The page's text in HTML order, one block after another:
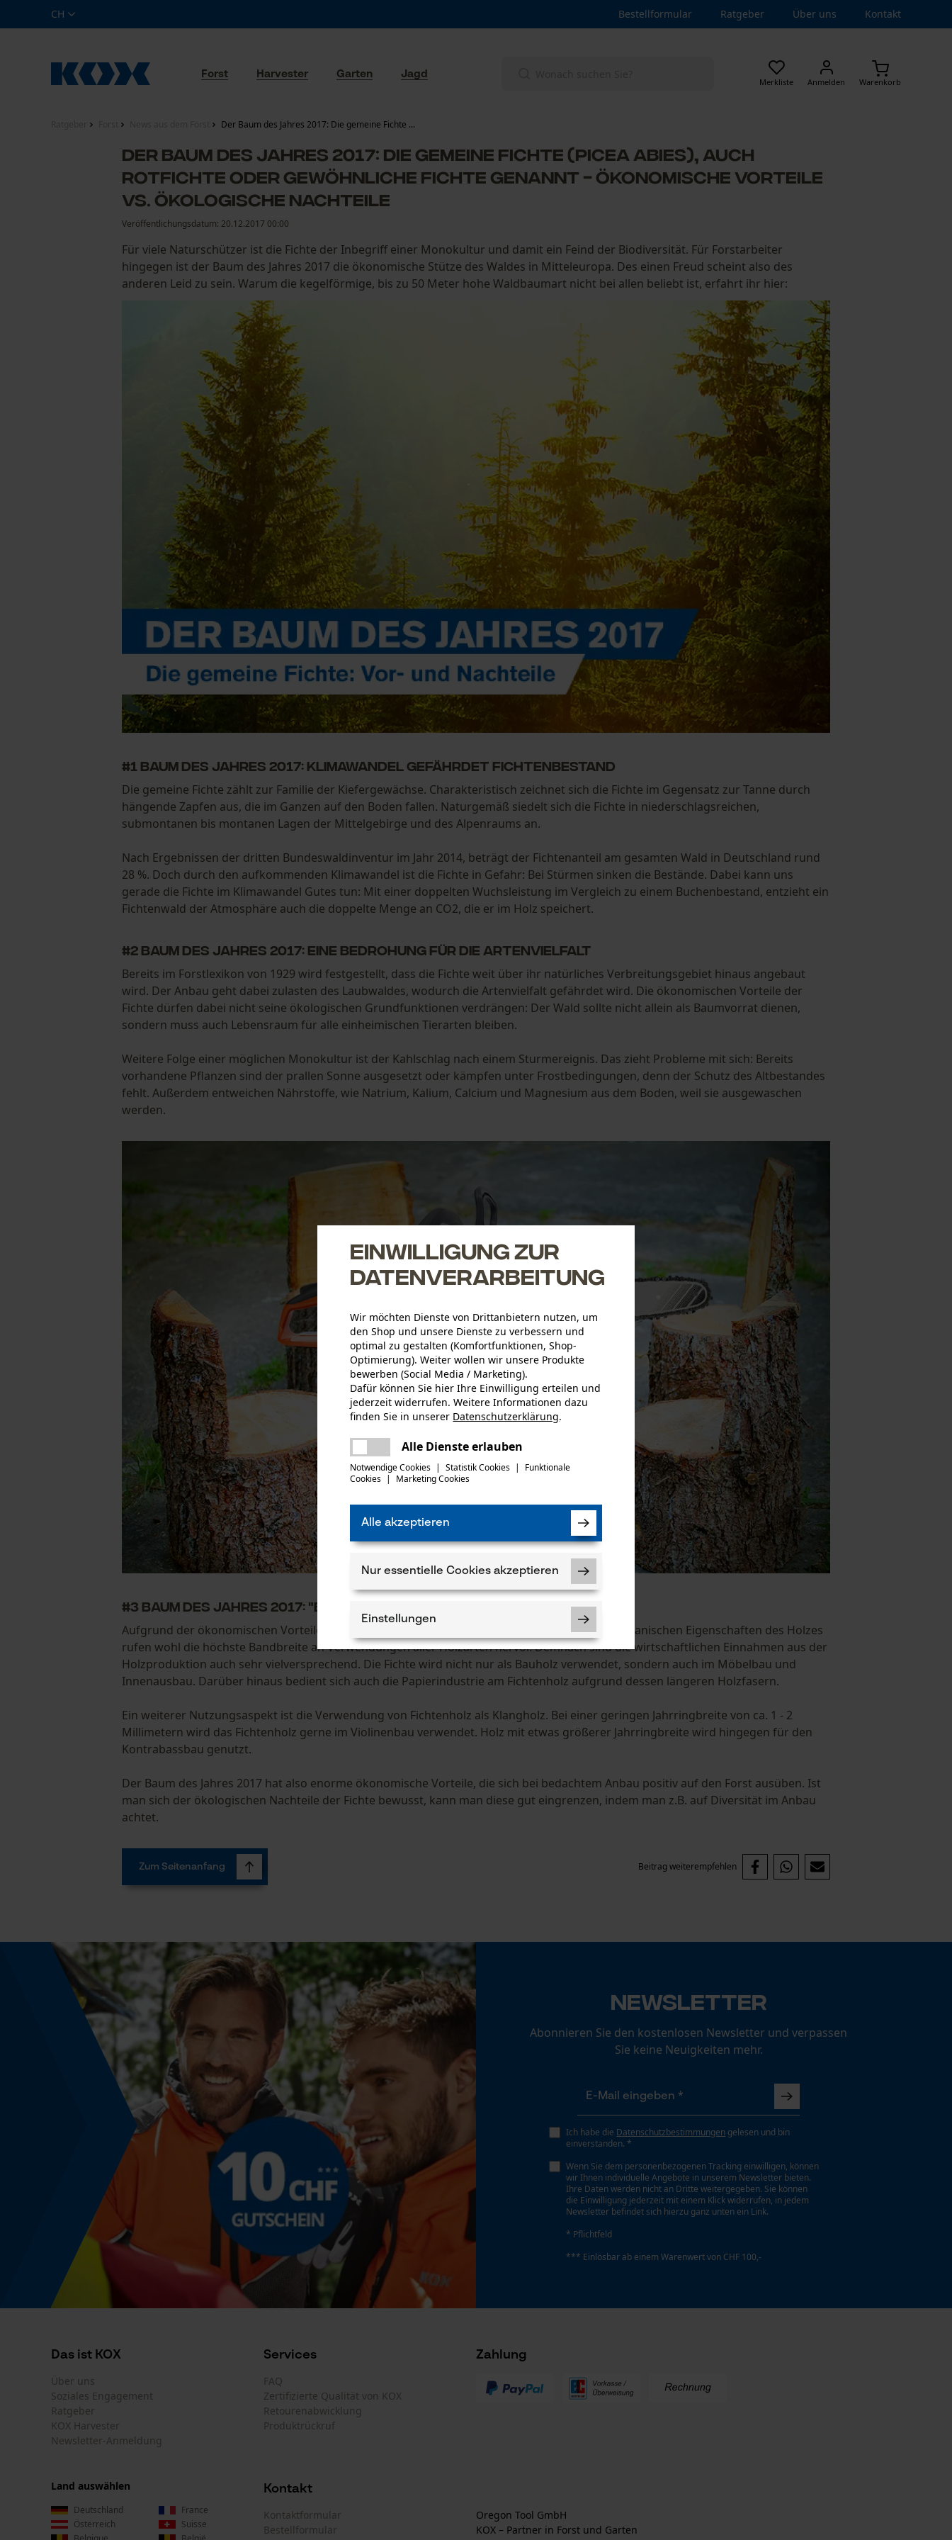
CH Bestellformular Ratgeber Über uns Kontakt
Merkliste Anmelden Warenkorb
Forst Harvester Garten Jagd
Der Baum des Jahres 2017: Die gemeine Fichte ...
Der Baum des Jahres 2017: Die gemeine Fichte (Picea abies), auch
Rotfichte oder gewöhnliche Fichte genannt - ökonomische Vorteile
vs. ökologische Nachteile
Veröffentlichungsdatum: 20.12.2017 00:00
Für viele Naturschützer ist die Fichte der Inbegriff einer Monokultur und damit ein Feind der Biodiversität. Für Forstarbeiter
hingegen ist der Baum des Jahres 2017 die ökonomische Stütze des Waldes in Mitteleuropa. Des einen Freud scheint also des
anderen Leid zu sein. Warum die kegelförmige, bis zu 50 Meter hohe Waldbaumart nicht bei allen beliebt ist, erfahrt ihr hier:
#1 Baum des Jahres 2017: Klimawandel gefährdet Fichtenbestand
Die gemeine Fichte zählt zur Familie der Kiefergewächse. Charakteristisch zeichnet sich die Fichte im Gegensatz zur Tanne durch
hängende Zapfen aus, die im Ganzen auf den Boden fallen. Naturgemäß siedelt sich die Fichte in niederschlagsreichen,
submontanen bis montanen Lagen der Mittelgebirge und des Alpenraums an.
Nach Ergebnissen der dritten Bundeswaldinventur im Jahr 2014, beträgt der Fichtenanteil am gesamten Wald in Deutschland rund
28 %. Doch durch den aufkommenden Klimawandel ist die Fichte in Gefahr: Bei Stürmen sinken die Bestände. Dabei kann uns
gerade die Fichte im Klimawandel Gutes tun: Mit einer doppelten Wuchsleistung im Vergleich zu einem Buchenbestand, entzieht ein
Fichtenwald der Atmosphäre auch die doppelte Menge an CO2, die er im Holz speichert.
#2 Baum des Jahres 2017: Eine Bedrohung für die Artenvielfalt
Bereits im Forstlexikon von 1929 wird festgestellt, dass die Fichte weit über ihr natürliches Verbreitungsgebiet hinaus angebaut
wird. Der Anbau geht dabei zulasten des Laubwaldes, wodurch die Artenvielfalt gefährdet wird. Die ökonomischen Vorteile der
Fichte dürfen dabei nicht seine ökologischen Grundfunktionen verdrängen: Der Wald sollte nicht allein als Baumvorrat dienen,
sondern muss auch Lebensraum für alle einheimischen Tierarten bleiben.
Weitere Folge einer möglichen Monokultur ist der Kahlschlag nach einem Sturmereignis. Das zieht Probleme mit sich: Bereits
vorhandene Pflanzen sind der prallen Sonne ausgesetzt oder kämpfen unter Frostbedingungen, denn der Schutz des Altbestandes
fehlt. Außerdem entweichen Nährstoffe, wie Natrium, Kalium, Calcium und Magnesium aus dem Boden, weil sie ausgewaschen
werden.
#3 Baum des Jahres 2017: "Brotbaum" der Forstwirtschaft
Aufgrund der ökonomischen Vorteile wird die Fichte auch als "Brotbaum" bezeichnet. Die mechanischen Eigenschaften des Holzes
rufen wohl die höchste Bandbreite an Verwendungen aller Holzarten hervor. Demnach sind die wirtschaftlichen Einnahmen aus der
Holzproduktion auch sehr vielversprechend. Die Fichte wird nicht nur als Bauholz verwendet, sondern auch im Möbelbau und
Innenausbau. Darüber hinaus bedient sich auch die Papierindustrie am Fichtenholz aufgrund dessen längeren Holzfasern.
Ein weiterer Nutzungsaspekt ist die Verwendung von Fichtenholz als Klangholz. Bei einer geringen Jahrringbreite von ca. 1 - 2
Millimetern wird das Fichtenholz gerne im Violinenbau verwendet. Holz mit etwas größerer Jahrringbreite wird hingegen für den
Kontrabassbau genutzt.
Der Baum des Jahres 2017 hat also enorme ökonomische Vorteile, die sich bei bedachtem Anbau positiv auf den Forst ausüben. Ist
man sich der ökologischen Nachteile der Fichte bewusst, kann man diese gut eingrenzen, indem man z.B. auf Diversität im Anbau
achtet.
Zum Seitenanfang Beitrag weiterempfehlen
Newsletter
Abonnieren Sie den kostenlosen Newsletter und verpassen
Sie keine Neuigkeiten mehr.
Ich habe die Datenschutzbestimmungen gelesen und bin
einverstanden. *
Wenn Sie dem personenbezogenen Tracking einwilligen, können
wir Ihnen individuelle Angebote in unserem Newsletter bieten.
Ihre Daten werden nicht an Dritte weitergegeben. Sie können
die Einwilligung jederzeit mit einem Klick widerrufen, in jedem
Newsletter befindet sich hierzu ganz unten ein Link.
* Pflichtfeld
*** Einlösbar ab einem Warenwert von CHF 100,-
Das ist KOX
Über uns
Soziales Engagement
Ratgeber
KOX Harvester
Newsletter-Anmeldung
Services
FAQ
Zertifizierte Qualität von KOX
Retourenabwicklung
Produktrückruf
Zahlung
Kontakt
Kontaktformular
Bestellformular
Oregon Tool GmbH
KOX – Partner in Forst und Garten
Land auswählen
Deutschland
France
Österreich
Suisse
Einwilligung zur
Datenverarbeitung
Wir möchten Dienste von Drittanbietern nutzen, um
den Shop und unsere Dienste zu verbessern und
optimal zu gestalten (Komfortfunktionen, Shop-
Optimierung). Weiter wollen wir unsere Produkte
bewerben (Social Media / Marketing).
Dafür können Sie hier Ihre Einwilligung erteilen und
jederzeit widerrufen. Weitere Informationen dazu
finden Sie in unserer Datenschutzerklärung.
Alle Dienste erlauben
Notwendige Cookies | Statistik Cookies |
Funktionale
Cookies | Marketing Cookies
Alle akzeptieren
Nur essentielle Cookies akzeptieren
Einstellungen
Notwendige Cookies
Prüfung setzen von Cookies
Econda Analytics
Mouseflow Web Analytics Tool
Fact-Finder Tracking
Funktionale Cookies
Loop54 Personalization
Personalisierte Startseite
YouTube-Videos
Google Maps
Es ist ein Fehler aufgetreten. Bitte
versuchen Sie es erneut.
teilen
mail